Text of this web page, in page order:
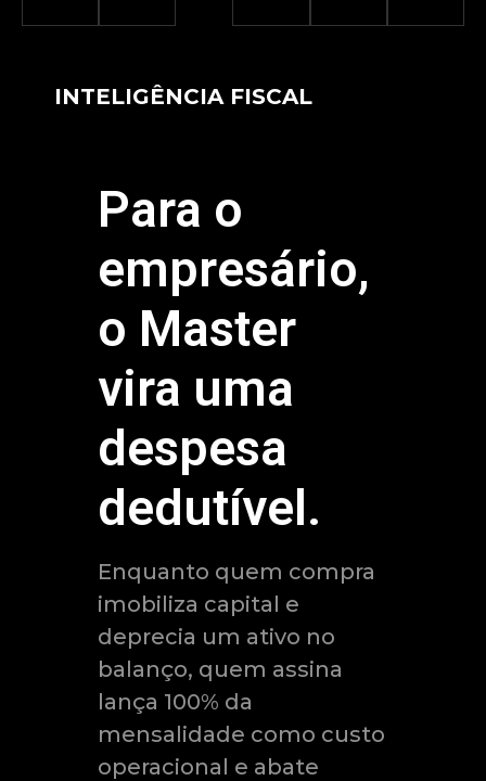
INTELIGÊNCIA FISCAL
Para o
empresário,
o Master
vira uma
despesa
dedutível.
Enquanto quem compra
imobiliza capital e
deprecia um ativo no
balanço, quem assina
lança 100% da
mensalidade como custo
operacional e abate